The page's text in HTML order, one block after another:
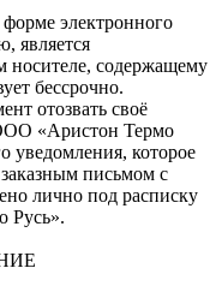
электронного
является
носителе, содержащему
бессрочно.
отозвать своё
«Аристон Термо
уведомления, которое
письмом с
лично под расписку
Русь».